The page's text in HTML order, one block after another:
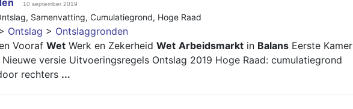
10 september 2019
, Samenvatting, Cumulatiegrond, Hoge Raad
Ontslag > Ontslaggronden
Vooraf Wet Werk en Zekerheid Wet Arbeidsmarkt in Balans Eerste Kamer
versie Uitvoeringsregels Ontslag 2019 Hoge Raad: cumulatiegrond
rechters ...